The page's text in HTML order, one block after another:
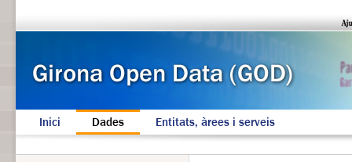
Inici Dades Entitats, àrees i serveis